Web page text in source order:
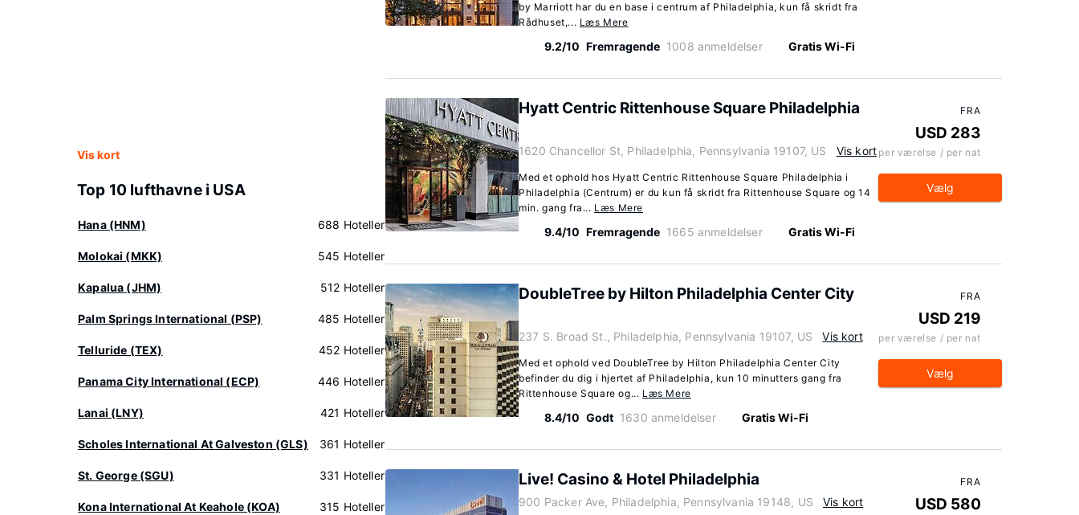
Vis kort
Top 10 lufthavne i USA
Hana (HNM) 688 Hoteller
Molokai (MKK) 545 Hoteller
Kapalua (JHM) 512 Hoteller
Palm Springs International (PSP) 485 Hoteller
Telluride (TEX) 452 Hoteller
Panama City International (ECP) 446 Hoteller
Lanai (LNY) 421 Hoteller
Scholes International At Galveston (GLS) 361 Hoteller
St. George (SGU) 331 Hoteller
Kona International At Keahole (KOA) 315 Hoteller
by Marriott har du en base i centrum af Philadelphia, kun få skridt fra
Rådhuset,... Læs Mere
9.2/10 Fremragende 1008 anmeldelser Gratis Wi-Fi
Hyatt Centric Rittenhouse Square Philadelphia
1620 Chancellor St, Philadelphia, Pennsylvania 19107, US Vis kort
Med et ophold hos Hyatt Centric Rittenhouse Square Philadelphia i
Philadelphia (Centrum) er du kun få skridt fra Rittenhouse Square og 14
min. gang fra... Læs Mere
9.4/10 Fremragende 1665 anmeldelser Gratis Wi-Fi
FRA
USD 283
per værelse / per nat
Vælg
DoubleTree by Hilton Philadelphia Center City
237 S. Broad St., Philadelphia, Pennsylvania 19107, US Vis kort
Med et ophold ved DoubleTree by Hilton Philadelphia Center City
befinder du dig i hjertet af Philadelphia, kun 10 minutters gang fra
Rittenhouse Square og... Læs Mere
8.4/10 Godt 1630 anmeldelser Gratis Wi-Fi
FRA
USD 219
per værelse / per nat
Vælg
Live! Casino & Hotel Philadelphia
900 Packer Ave, Philadelphia, Pennsylvania 19148, US Vis kort
FRA
USD 580